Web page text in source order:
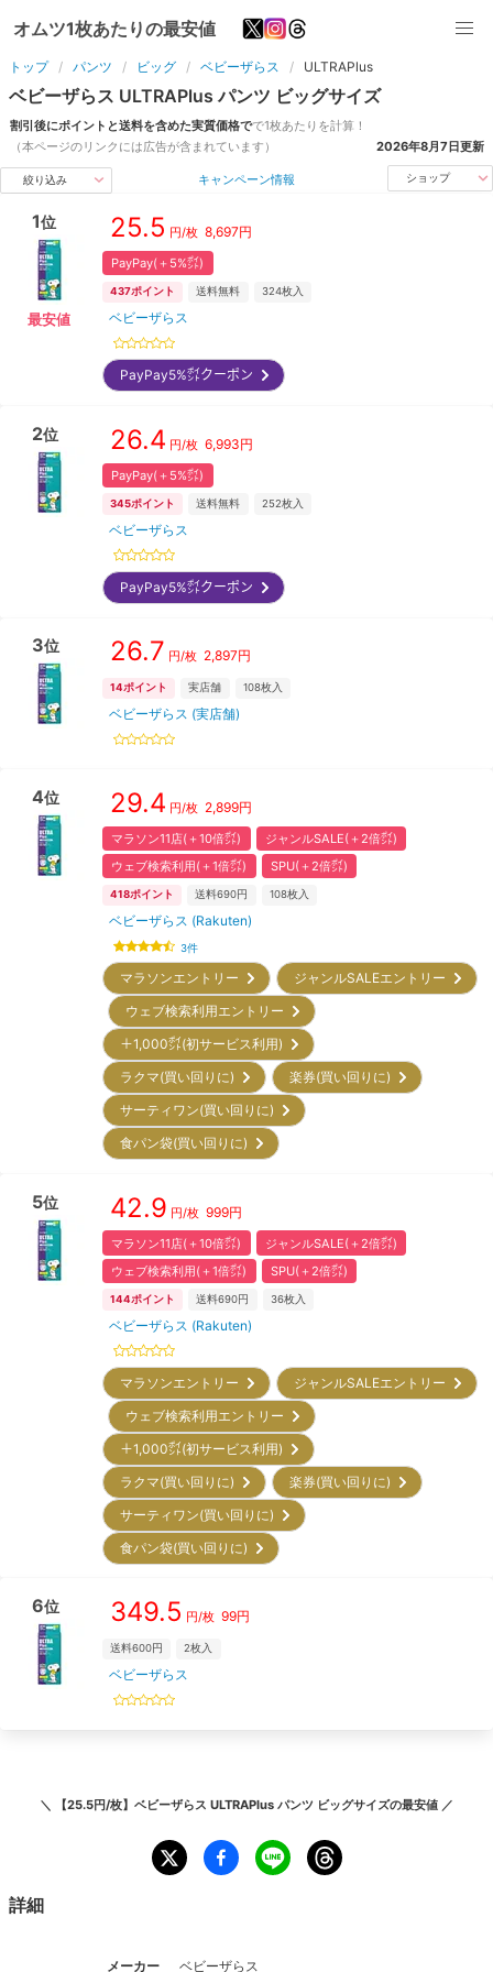
オムツ1枚あたりの最安値
トップ パンツ ビッグ ベビーザらス ULTRAPlus
ベビーザらス ULTRAPlus パンツ ビッグサイズ
割引後にポイントと送料を含めた実質価格でで1枚あたりを計算！
（本ページのリンクには広告が含まれています）
2026年8月7日更新
絞り込み キャンペーン情報 ショップ
1位
最安値
25.5 円/枚 8,697円
PayPay(＋5%㌽)
437ポイント 送料無料 324枚入
ベビーザらス
PayPay5%㌽クーポン
2位 26.4 円/枚 6,993円
PayPay(＋5%㌽)
345ポイント 送料無料 252枚入
ベビーザらス
PayPay5%㌽クーポン
3位 26.7 円/枚 2,897円
14ポイント 実店舗 108枚入
ベビーザらス (実店舗)
4位 29.4 円/枚 2,899円
マラソン11店(＋10倍㌽)
ジャンルSALE(＋2倍㌽)
ウェブ検索利用(＋1倍㌽)
SPU(＋2倍㌽)
418ポイント 送料690円 108枚入
ベビーザらス (Rakuten)
3件
マラソンエントリー
ジャンルSALEエントリー
ウェブ検索利用エントリー
＋1,000㌽(初サービス利用)
ラクマ(買い回りに)
楽券(買い回りに)
サーティワン(買い回りに)
食パン袋(買い回りに)
5位 42.9 円/枚 999円
マラソン11店(＋10倍㌽)
ジャンルSALE(＋2倍㌽)
ウェブ検索利用(＋1倍㌽)
SPU(＋2倍㌽)
144ポイント 送料690円 36枚入
ベビーザらス (Rakuten)
マラソンエントリー
ジャンルSALEエントリー
ウェブ検索利用エントリー
＋1,000㌽(初サービス利用)
ラクマ(買い回りに)
楽券(買い回りに)
サーティワン(買い回りに)
食パン袋(買い回りに)
6位 349.5 円/枚 99円
送料600円 2枚入
ベビーザらス
＼ 【25.5円/枚】ベビーザらス ULTRAPlus パンツ ビッグサイズの最安値 ／
詳細
メーカー ベビーザらス